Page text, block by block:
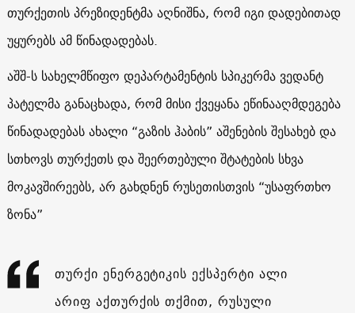
თურქეთის პრეზიდენტმა აღნიშნა, რომ იგი დადებითად
უყურებს ამ წინადადებას.
აშშ-ს სახელმწიფო დეპარტამენტის სპიკერმა ვედანტ
პატელმა განაცხადა, რომ მისი ქვეყანა ეწინააღმდეგება
წინადადებას ახალი “გაზის ჰაბის” აშენების შესახებ და
სთხოვს თურქეთს და შეერთებული შტატების სხვა
მოკავშირეებს, არ გახდნენ რუსეთისთვის “უსაფრთხო
ზონა”
თურქი ენერგეტიკის ექსპერტი ალი
არიფ აქთურქის თქმით, რუსული